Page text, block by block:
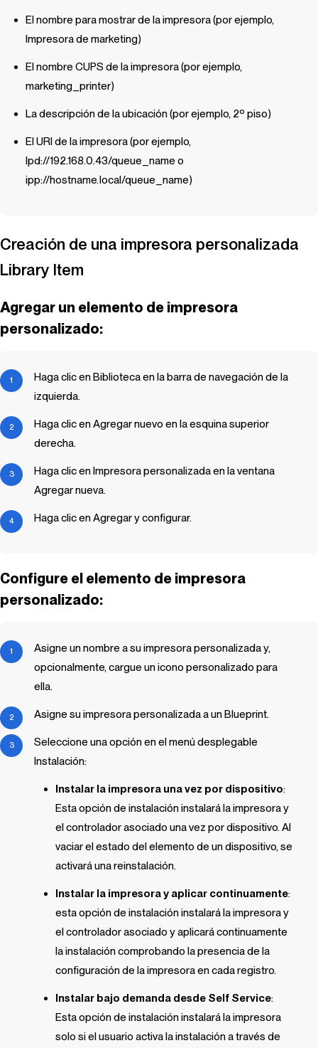
El nombre para mostrar de la impresora (por ejemplo,
Impresora de marketing)
El nombre CUPS de la impresora (por ejemplo,
marketing_printer)
La descripción de la ubicación (por ejemplo, 2º piso)
El URI de la impresora (por ejemplo,
lpd://192.168.0.43/queue_name o
ipp://hostname.local/queue_name)
Creación de una impresora personalizada
Library Item
Agregar un elemento de impresora
personalizado:
Haga clic en Biblioteca en la barra de navegación de la
izquierda.
Haga clic en Agregar nuevo en la esquina superior
derecha.
Haga clic en Impresora personalizada en la ventana
Agregar nueva.
Haga clic en Agregar y configurar.
Configure el elemento de impresora
personalizado:
Asigne un nombre a su impresora personalizada y,
opcionalmente, cargue un icono personalizado para
ella.
Asigne su impresora personalizada a unBlueprint.
Seleccione una opción en el menú desplegable
Instalación:
Instalar la impresora una vez por dispositivo:
Esta opción de instalación instalará la impresora y
el controlador asociado una vez por dispositivo. Al
vaciar el estado del elemento de un dispositivo, se
activará una reinstalación.
Instalar la impresora y aplicar continuamente:
esta opción de instalación instalará la impresora y
el controlador asociado y aplicará continuamente
la instalación comprobando la presencia de la
configuración de la impresora en cada registro.
Instalar bajo demanda desde Self Service:
Esta opción de instalación instalará la impresora
solo si el usuario activa la instalación a través de